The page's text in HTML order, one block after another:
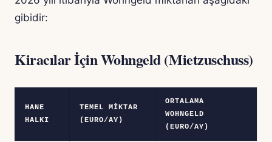
gibidir:
Kiracılar İçin Wohngeld (Mietzuschuss)
HANE
HALKI
TEMEL MIKTAR
(EURO/AY)
ORTALAMA
WOHNGELD
(EURO/AY)